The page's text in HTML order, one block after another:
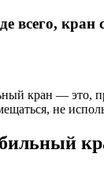
кран
кран — это,
не